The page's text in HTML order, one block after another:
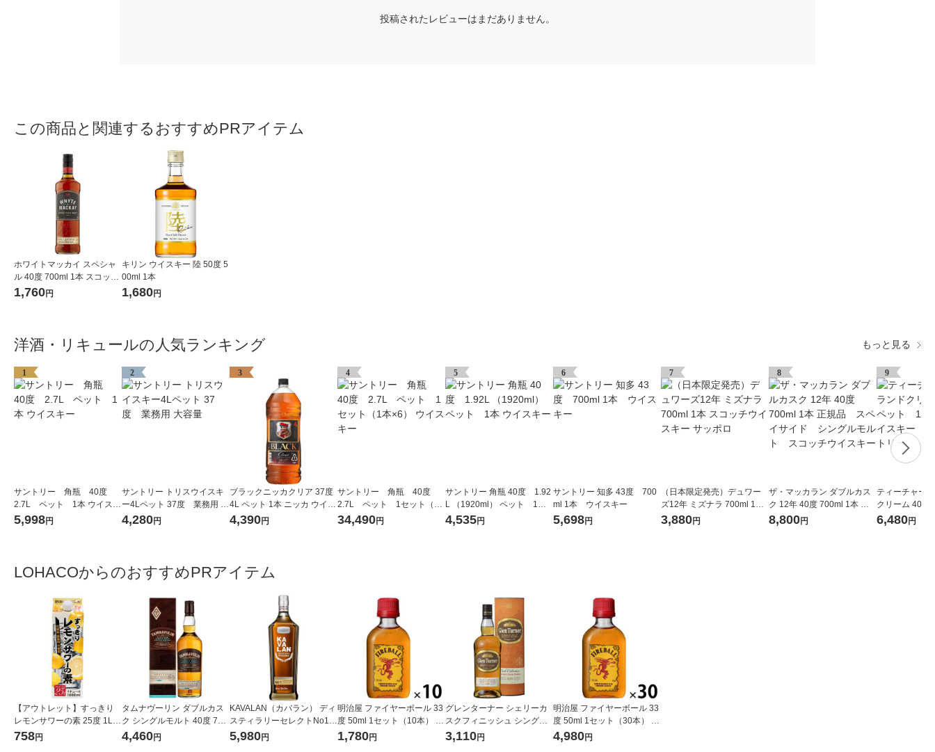
投稿されたレビューはまだありません。
この商品と関連するおすすめPRアイテム
ホワイトマッカイ スペシャ
ル 40度 700ml 1本 スコッチ
ウイスキー 明治屋 正
1,760円
キリン ウイスキー 陸 50度 5
00ml 1本
1,680円
洋酒・リキュールの人気ランキング もっと見る
1
サントリー 角瓶 40度
2.7L ペット 1本 ウイスキ
ー
5,998円
2
サントリー トリスウイスキ
ー4Lペット 37度 業務用 大
容量
4,280円
3
ブラックニッカクリア 37度
4L ペット 1本 ニッカ ウイス
キー
4,390円
4
サントリー 角瓶 40度
2.7L ペット 1セット（1
本×6） ウイスキー
34,490円
5
サントリー 角瓶 40度 1.92
L （1920ml） ペット 1本
ウイスキー
4,535円
6
サントリー 知多 43度 700
ml 1本 ウイスキー
5,698円
7
（日本限定発売）デュワー
ズ12年 ミズナラ 700ml 1本
スコッチウイスキー サッポ
3,880円
8
ザ・マッカラン ダブルカス
ク 12年 40度 700ml 1本 正
規品 スペイサイド シン
8,800円
9
ティーチャー
クリーム 40
本 スコッチウ
6,480円
LOHACOからのおすすめPRアイテム
【アウトレット】すっきり
レモンサワーの素 25度 1L 1
本 東亜酒造 リキュール
758円
タムナヴーリン ダブルカス
ク シングルモルト 40度 700
ml 1本 スペイサイド スコ
4,460円
KAVALAN（カバラン） ディ
スティラリーセレクトNo1
シングルモルトウイスキー 1
5,980円
明治屋 ファイヤーボール 33
度 50ml 1セット（10本） リ
キュール 甘辛いシナモンフ
1,780円
グレンターナー シェリーカ
スクフィニッシュ シングル
モルト 40度 700ml 1本 スペ
3,110円
明治屋 ファイヤーボール 33
度 50ml 1セット（30本） リ
キュール 甘辛いシナモンフ
4,980円